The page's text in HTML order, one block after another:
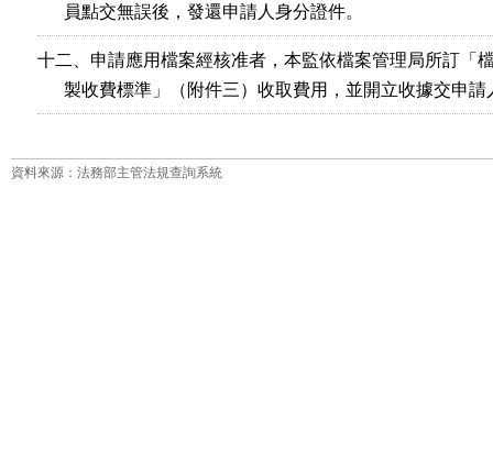
      員點交無誤後，發還申請人身分證件。
十二、申請應用檔案經核准者，本監依檔案管理局所訂「
製收費標準」（附件三）收取費用，並開立收據交申請
資料來源：法務部主管法規查詢系統